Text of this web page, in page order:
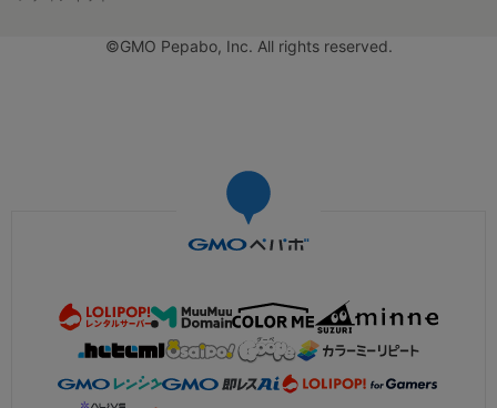
©GMO Pepabo, Inc. All rights reserved.